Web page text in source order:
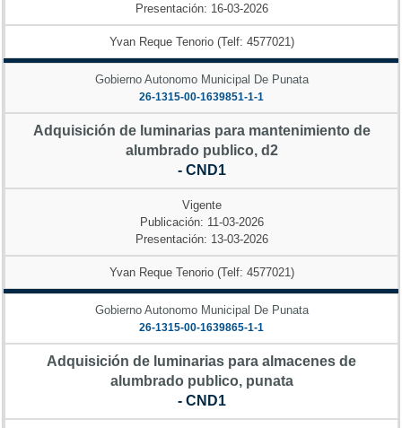
Presentación: 16-03-2026
Yvan Reque Tenorio (Telf: 4577021)
Gobierno Autonomo Municipal De Punata
26-1315-00-1639851-1-1
Adquisición de luminarias para mantenimiento de
alumbrado publico, d2
- CND1
Vigente
Publicación: 11-03-2026
Presentación: 13-03-2026
Yvan Reque Tenorio (Telf: 4577021)
Gobierno Autonomo Municipal De Punata
26-1315-00-1639865-1-1
Adquisición de luminarias para almacenes de
alumbrado publico, punata
- CND1